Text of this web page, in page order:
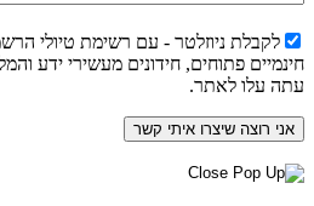
לקבלת ניוזלטר - עם רשימת טיולי
חינמיים פתוחים, חידונים מעשירי ידע
עתה עלו לאתר.